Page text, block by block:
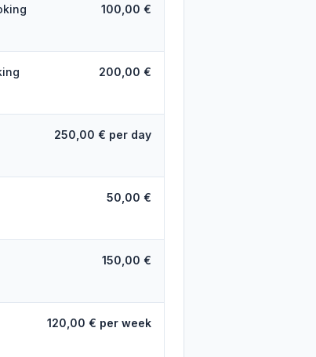
100,00 €
200,00 €
250,00 € per day
50,00 €
150,00 €
120,00 € per week